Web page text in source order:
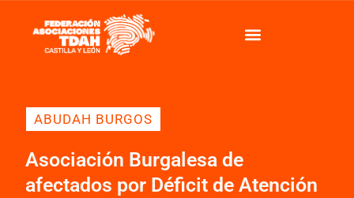
ABUDAH BURGOS
Asociación Burgalesa de
afectados por Déficit de Atención